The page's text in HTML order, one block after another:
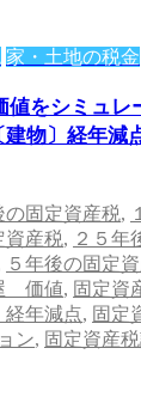
家・土地の税金
値をシミュレ
物〕経年減
の固定資産税,
資産税, ２５年
５年後の固定
価値, 固定資
年減点, 固定
ン, 固定資産